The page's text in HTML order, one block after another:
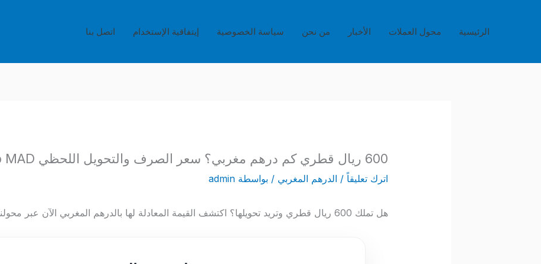
الرئيسية محول العملات الأخبار من نحن سياسة الخصوصية إيتفاقية الإستخدام اتصل بنا
600 ريال قطري كم درهم مغربي؟ سعر الصرف والتحويل اللحظي QAR to MAD
اترك تعليقاً / الدرهم المغربي / بواسطة admin
هل تملك 600 ريال قطري وتريد تحويلها؟ اكتشف القيمة المعادلة لها بالدرهم المغربي الآن عبر محولنا المباشر.